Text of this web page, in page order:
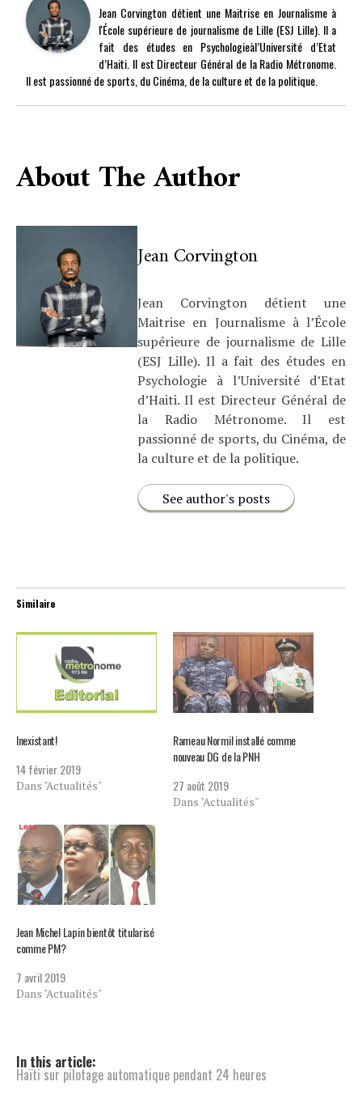
Jean Corvington détient une Maitrise en Journalisme à
l'École supérieure de journalisme de Lille (ESJ Lille). Il a
fait des études en Psychologieàl’Université d’Etat
d’Haiti. Il est Directeur Général de la Radio Métronome.
Il est passionné de sports, du Cinéma, de la culture et de la politique.
About The Author
Jean Corvington
Jean Corvington détient une
Maitrise en Journalisme à l’École
supérieure de journalisme de Lille
(ESJ Lille). Il a fait des études en
Psychologie à l’Université d’Etat
d’Haiti. Il est Directeur Général de
la Radio Métronome. Il est
passionné de sports, du Cinéma, de
la culture et de la politique.
See author's posts
Similaire
Inexistant!
14 février 2019
Dans "Actualités"
Rameau Normil installé comme
nouveau DG de la PNH
27 août 2019
Dans "Actualités"
Jean Michel Lapin bientôt titularisé
comme PM?
7 avril 2019
Dans "Actualités"
In this article:
Haïti sur pilotage automatique pendant 24 heures